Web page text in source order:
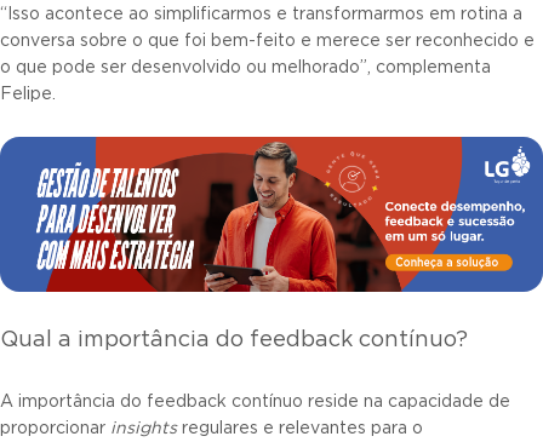
“Isso acontece ao simplificarmos e transformarmos em rotina a
conversa sobre o que foi bem-feito e merece ser reconhecido e
o que pode ser desenvolvido ou melhorado”, complementa
Felipe.
Qual a importância do feedback contínuo?
A importância do feedback contínuo reside na capacidade de
proporcionar insights regulares e relevantes para o